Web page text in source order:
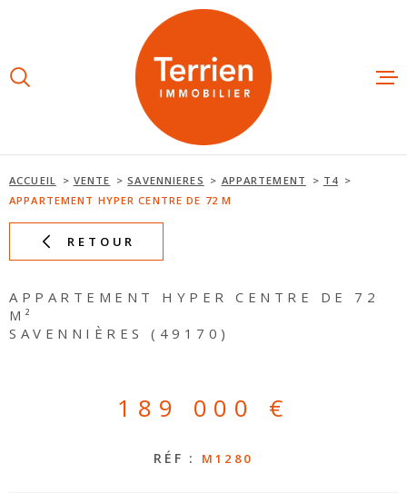
recherche
principal
ACHETER
ACCUEIL VENTE SAVENNIERES APPARTEMENT
T4
APPARTEMENT HYPER CENTRE DE 72 M
RETOUR
APPARTEMENT HYPER CENTRE DE 72
M²
SAVENNIÈRES (49170)
189 000 €
RÉF : M1280